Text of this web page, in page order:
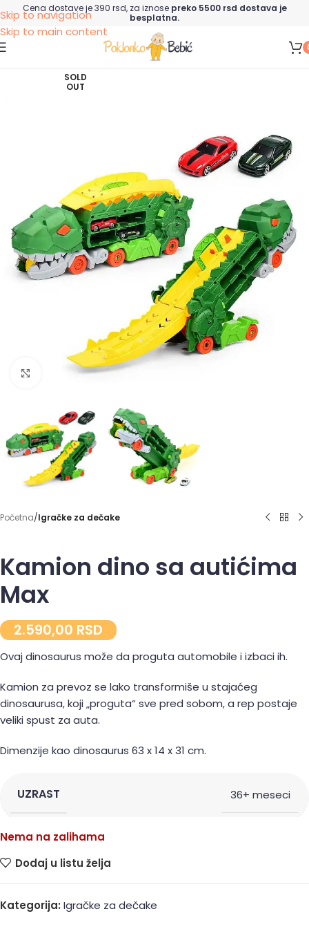
Skip to navigation
Skip to main content
Cena dostave je 390 rsd, za iznose preko 5500 rsd dostava je
besplatna.
SOLD
OUT
Click to enlarge
Početna Igračke za dečake
Kamion dino sa autićima
Max
2.590,00 RSD
Ovaj dinosaurus može da proguta automobile i izbaci ih.
Kamion za prevoz se lako transformiše u stajaćeg
dinosaurusa, koji „proguta“ sve pred sobom, a rep postaje
veliki spust za auta.
Dimenzije kao dinosaurus 63 x 14 x 31 cm.
UZRAST 36+ meseci
Nema na zalihama
Dodaj u listu želja
Kategorija: Igračke za dečake